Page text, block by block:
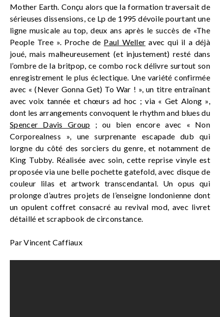
Mother Earth. Conçu alors que la formation traversait de
sérieuses dissensions, ce Lp de 1995 dévoile pourtant une
ligne musicale au top, deux ans après le succès de «The
People Tree ». Proche de Paul Weller avec qui il a déjà
joué, mais malheureusement (et injustement) resté dans
l’ombre de la britpop, ce combo rock délivre surtout son
enregistrement le plus éclectique. Une variété confirmée
avec « (Never Gonna Get) To War ! », un titre entraînant
avec voix tannée et chœurs ad hoc ; via « Get Along »,
dont les arrangements convoquent le rhythm and blues du
Spencer Davis Group ; ou bien encore avec « Non
Corporealness », une surprenante escapade dub qui
lorgne du côté des sorciers du genre, et notamment de
King Tubby. Réalisée avec soin, cette reprise vinyle est
proposée via une belle pochette gatefold, avec disque de
couleur lilas et artwork transcendantal. Un opus qui
prolonge d’autres projets de l’enseigne londonienne dont
un opulent coffret consacré au revival mod, avec livret
détaillé et scrapbook de circonstance.
Par Vincent Caffiaux